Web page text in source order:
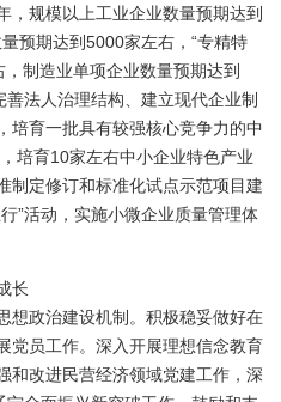
，规模以上工业企业数量预期达到
预期达到5000家左右，“专精特
制造业单项企业数量预期达到
法人治理结构、建立现代企业制
培育一批具有较强核心竞争力的中
培育10家左右中小企业特色产业
制定修订和标准化试点示范项目建
”活动，实施小微企业质量管理体
长
想政治建设机制。积极稳妥做好在
党员工作。深入开展理想信念教育
和改进民营经济领域党建工作，深